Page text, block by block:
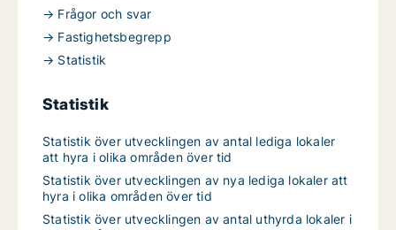
→ Frågor och svar
→ Fastighetsbegrepp
→ Statistik
Statistik
Statistik över utvecklingen av antal lediga lokaler
att hyra i olika områden över tid
Statistik över utvecklingen av nya lediga lokaler att
hyra i olika områden över tid
Statistik över utvecklingen av antal uthyrda lokaler i